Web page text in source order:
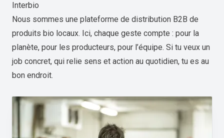
Interbio
Nous sommes une plateforme de distribution B2B de
produits bio locaux. Ici, chaque geste compte : pour la
planète, pour les producteurs, pour l’équipe. Si tu veux un
job concret, qui relie sens et action au quotidien, tu es au
bon endroit.